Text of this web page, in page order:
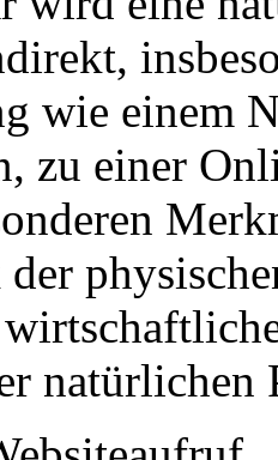
wie einem
zu einer
natürlichen